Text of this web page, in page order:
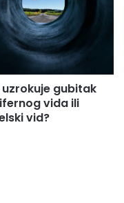
uzrokuje gubitak
vida ili
vid?